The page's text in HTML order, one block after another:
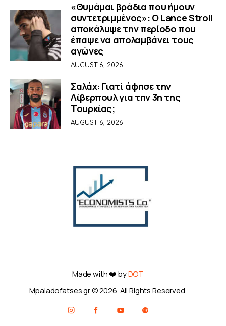
«Θυμάμαι βράδια που ήμουν
συντετριμμένος»: O Lance Stroll
αποκάλυψε την περίοδο που
έπαψε να απολαμβάνει τους
αγώνες
AUGUST 6, 2026
Σαλάχ: Γιατί άφησε την
Λίβερπουλ για την 3η της
Τουρκίας;
AUGUST 6, 2026
Made with ❤️ byDOT
Mpaladofatses.gr © 2026. All Rights Reserved.